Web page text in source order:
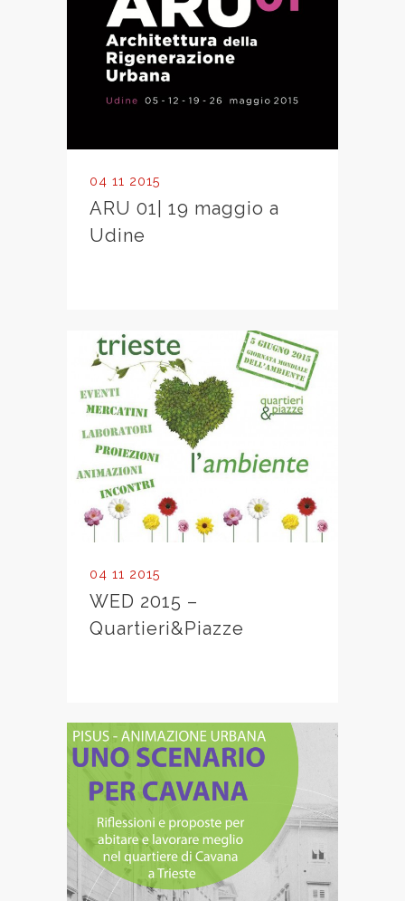
04 11 2015
ARU 01| 19 maggio a
Udine
04 11 2015
WED 2015 –
Quartieri&Piazze